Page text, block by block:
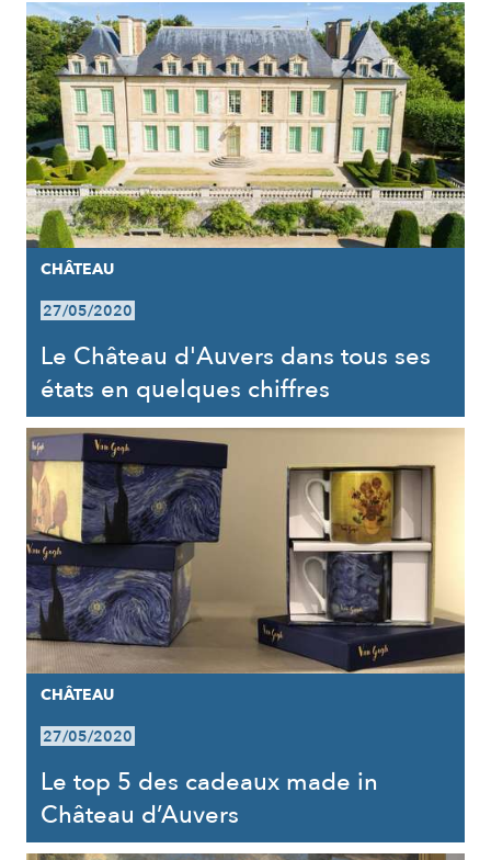
CHÂTEAU
27/05/2020
Le Château d'Auvers dans tous ses
états en quelques chiffres
CHÂTEAU
27/05/2020
Le top 5 des cadeaux made in
Château d’Auvers